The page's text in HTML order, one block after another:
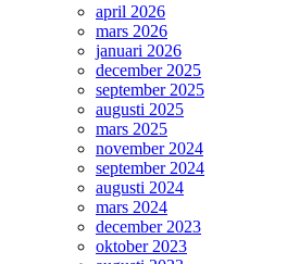
april 2026
mars 2026
januari 2026
december 2025
september 2025
augusti 2025
mars 2025
november 2024
september 2024
augusti 2024
mars 2024
december 2023
oktober 2023